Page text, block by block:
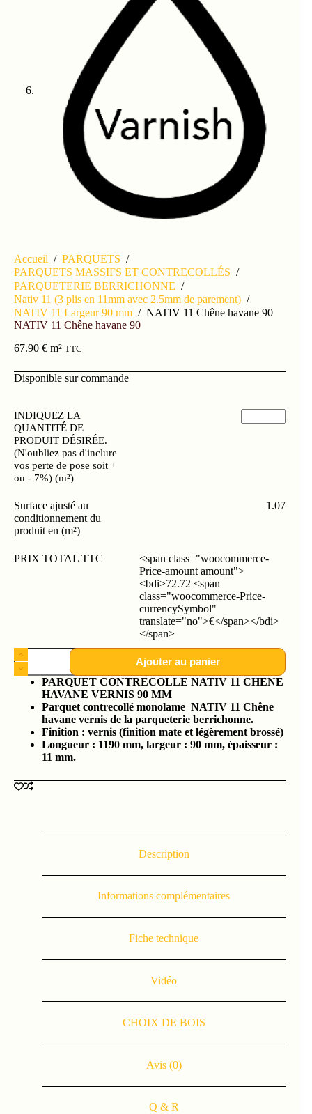
Accueil / PARQUETS /
PARQUETS MASSIFS ET CONTRECOLLÉS /
PARQUETERIE BERRICHONNE /
Nativ 11 (3 plis en 11mm avec 2.5mm de parement) /
NATIV 11 Largeur 90 mm / NATIV 11 Chêne havane 90
NATIV 11 Chêne havane 90
67.90 € m² TTC
Disponible sur commande
INDIQUEZ LA
QUANTITÉ DE
PRODUIT DÉSIRÉE.
(N'oubliez pas d'inclure
vos perte de pose soit +
ou - 7%) (m²)
Surface ajusté au
conditionnement du
produit en (m²)
1.07
PRIX TOTAL TTC
<span class="woocommerce-
Price-amount amount">
<bdi>72.72 <span
class="woocommerce-Price-
currencySymbol"
translate="no">€</span></bdi>
</span>
Ajouter au panier
PARQUET CONTRECOLLE NATIV 11 CHENE
HAVANE VERNIS 90 MM
Parquet contrecollé monolame NATIV 11 Chêne
havane vernis de la parqueterie berrichonne.
Finition : vernis (finition mate et légèrement brossé)
Longueur : 1190 mm, largeur : 90 mm, épaisseur :
11 mm.
Description
Informations complémentaires
Fiche technique
Vidéo
CHOIX DE BOIS
Avis (0)
Q & R